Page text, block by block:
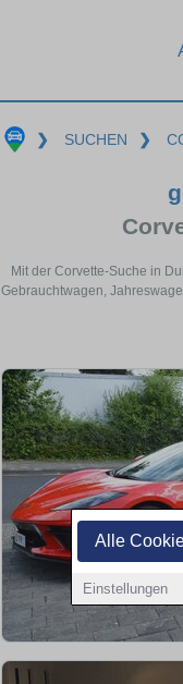
Alle
Einstellungen
❯ SUCHEN ❯
Mit der Corvette-Suche in
Gebrauchtwagen,